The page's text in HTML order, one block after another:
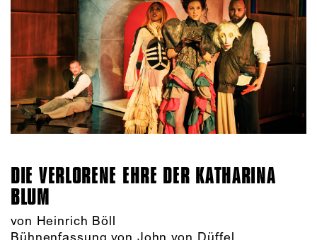
DIE VERLORENE EHRE DER KATHARINA
BLUM
von Heinrich Böll